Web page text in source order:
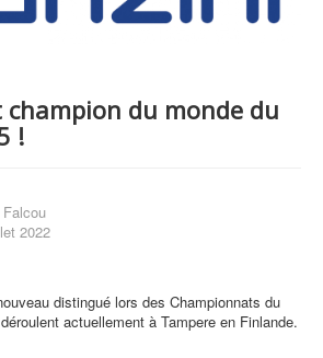
champion du monde du
!
2022
distingué lors des Championnats du
actuellement à Tampere en Finlande.